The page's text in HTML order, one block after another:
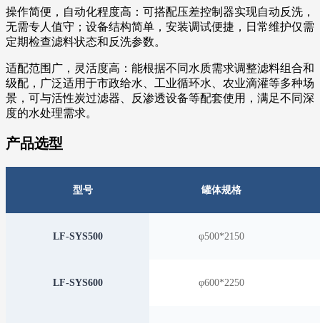
操作简便，自动化程度高：可搭配压差控制器实现自动反洗，
无需专人值守；设备结构简单，安装调试便捷，日常维护仅需
定期检查滤料状态和反洗参数。
适配范围广，灵活度高：能根据不同水质需求调整滤料组合和
级配，广泛适用于市政给水、工业循环水、农业滴灌等多种场
景，可与活性炭过滤器、反渗透设备等配套使用，满足不同深
度的水处理需求。
产品选型
型号 罐体规格
LF-SYS500 φ500*2150
LF-SYS600 φ600*2250